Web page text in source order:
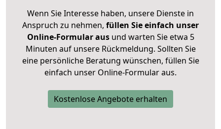
Wenn Sie Interesse haben, unsere Dienste in
Anspruch zu nehmen, füllen Sie einfach unser
Online-Formular ausund warten Sie etwa 5
Minuten auf unsere Rückmeldung. Sollten Sie
eine persönliche Beratung wünschen, füllen Sie
einfach unser Online-Formular aus.
Kostenlose Angebote erhalten